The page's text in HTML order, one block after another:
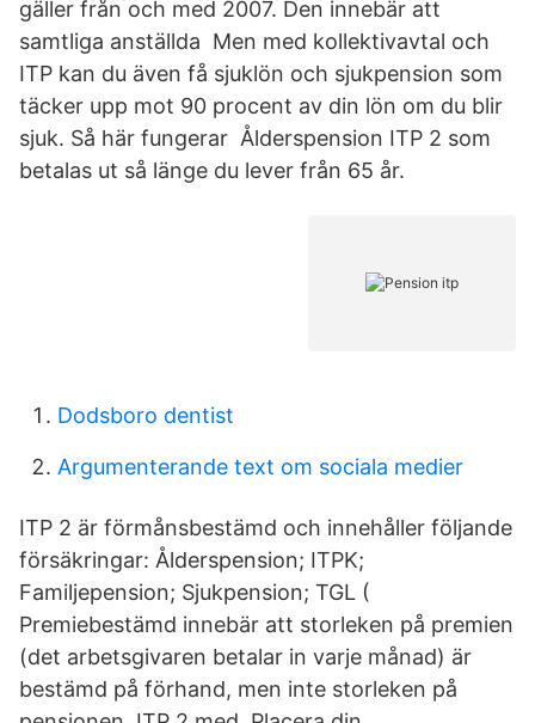
gäller från och med 2007. Den innebär att
samtliga anställda Men med kollektivavtal och
ITP kan du även få sjuklön och sjukpension som
täcker upp mot 90 procent av din lön om du blir
sjuk. Så här fungerar Ålderspension ITP 2 som
betalas ut så länge du lever från 65 år.
Dodsboro dentist
Argumenterande text om sociala medier
ITP 2 är förmånsbestämd och innehåller följande
försäkringar: Ålderspension; ITPK;
Familjepension; Sjukpension; TGL (
Premiebestämd innebär att storleken på premien
(det arbetsgivaren betalar in varje månad) är
bestämd på förhand, men inte storleken på